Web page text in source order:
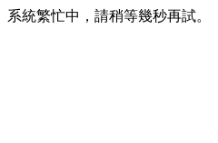
系統繁忙中，請稍等幾秒再試。